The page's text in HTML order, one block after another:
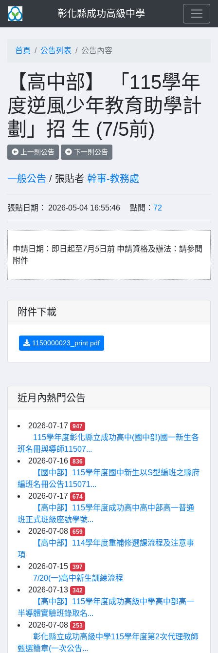
彰化縣成功高級中學
首頁 公告列表 公告內容
【高中部】 「115學年
度逆風少年教育助學計
劃」招 生 (7/5前)
上一則公告 下一則公告
一般公告 / 張貼者 幹事-教務處
張貼日期： 2026-05-04 16:55:46 點閱： 72
申請日期：即日起至7月 5 日前 申請資格及辦法：請參閱
附件
附件下載
1150000023_print.pdf
近月內熱門公告
2026-07-17 947
115學年度彰化縣立成功高中(國中部)國一新生各
班名冊與導師11507...
2026-07-16
836
【國中部】115學年度國中新生以S型編班之縣府
編班名冊公告115071...
2026-07-17
674
【高中部】115學年度成功高中高中部高一普通
班正式班級座號學號...
2026-07-08
659
【高中部】114學年度重補修選課流程及注意事
項
2026-07-15
397
7/20(一)高中新生訓練流程
2026-07-13
342
【高中部】115學年度成功高級中學高中部高一
半導體實驗班錄取名...
2026-07-08
253
彰化縣立成功高級中學115學年度第2次代理教師
甄選簡章(一次公告...